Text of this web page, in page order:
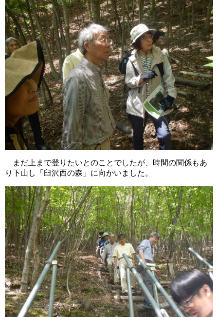
まだ上まで登りたいとのことでしたが、時間の関係もあ
り下山し「臼沢西の森」に向かいました。